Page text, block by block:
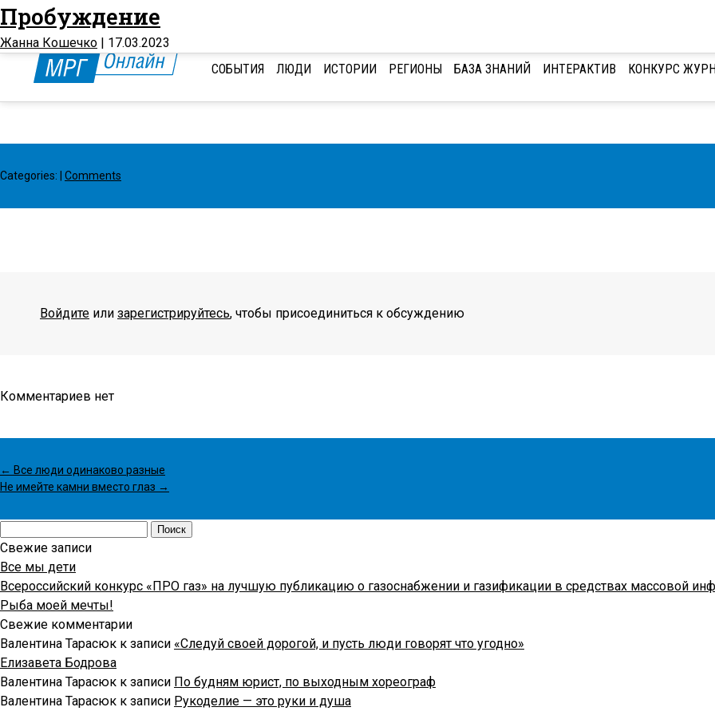
СОБЫТИЯ ЛЮДИ ИСТОРИИ РЕГИОНЫ БАЗА ЗНАНИЙ ИНТЕРАКТИВ КОНКУРС
Пробуждение
Жанна Кошечко | 17.03.2023
Categories: Comments
Войдите или зарегистрируйтесь, чтобы присоединиться к обсуждению
Комментариев нет
← Все люди одинаково разные
Не имейте камни вместо глаз →
Свежие записи
Все мы дети
Всероссийский конкурс «ПРО газ» на лучшую публикацию о газоснабжении и газификации в средствах массовой
Рыба моей мечты!
Свежие комментарии
Валентина Тарасюк к записи «Следуй своей дорогой, и пусть люди говорят что угодно»
Елизавета Бодрова
Валентина Тарасюк к записи По будням юрист, по выходным хореограф
Валентина Тарасюк к записи Рукоделие — это руки и душа